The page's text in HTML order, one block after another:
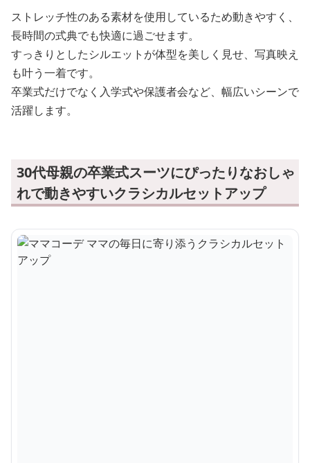
ストレッチ性のある素材を使用しているため動きやすく、
長時間の式典でも快適に過ごせます。
すっきりとしたシルエットが体型を美しく見せ、写真映え
も叶う一着です。
卒業式だけでなく入学式や保護者会など、幅広いシーンで
活躍します。
30代母親の卒業式スーツにぴったりなおしゃ
れで動きやすいクラシカルセットアップ